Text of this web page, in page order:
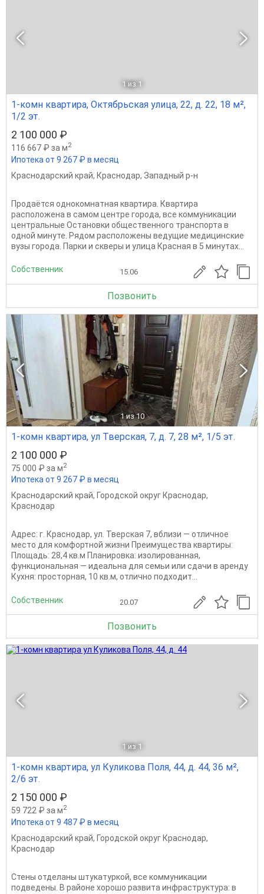
1 из 1
1-комн квартира, Октябрьская улица, 22, д. 22, 18 м²,
1/2 эт.
2 100 000 ₽
116 667 ₽ за м2
Ипотека от 9 267 ₽ в месяц
Краснодарский край, Краснодар, Западный р-н
Продаётся однокомнатная квартира. Квартира
расположена в самом центре города, все коммуникации
центральные Остановки общественного транспорта в
одной минуте. Рядом расположены ведущие медицинские
вузы города. Парки и скверы и улица Красная в 5 минутах...
Собственник 15.06
Позвонить
1 из 10
1-комн квартира, ул Тверская, 7, д. 7, 28 м², 1/5 эт.
2 100 000 ₽
75 000 ₽ за м2
Ипотека от 9 267 ₽ в месяц
Краснодарский край, Городской округ Краснодар,
Краснодар
Адрес: г. Краснодар, ул. Тверская 7, вблизи — отличное
место для комфортной жизни Преимущества квартиры:
Площадь: 28,4 кв.м Планировка: изолированная,
функциональная — идеальна для семьи или сдачи в аренду
Кухня: просторная, 10 кв.м, отлично подходит...
Собственник 20.07
Позвонить
1 из 1
1-комн квартира, ул Куликова Поля, 44, д. 44, 36 м²,
2/6 эт.
2 150 000 ₽
59 722 ₽ за м2
Ипотека от 9 487 ₽ в месяц
Краснодарский край, Городской округ Краснодар,
Краснодар
Стены отделаны штукатуркой, все коммуникации
подведены. В районе хорошо развита инфраструктура: в